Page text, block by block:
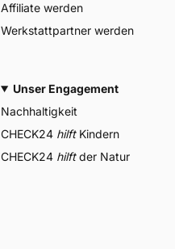
Affiliate werden
Werkstattpartner werden
Unser Engagement
Nachhaltigkeit
CHECK24 hilftKindern
CHECK24 hilftder Natur